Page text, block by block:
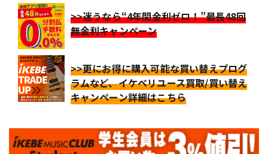
>>迷うなら“4年間金利ゼロ！”最長48回
無金利キャンペーン
>>更にお得に購入可能な買い替えプログ
ラムなど、イケベリユース買取/買い替え
キャンペーン詳細はこちら